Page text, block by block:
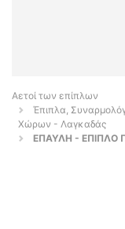
Αετοί των επίπλων
Έπιπλα,
Χώρων - Λαγκαδάς
ΕΠΑΥΛΗ - ΕΠΙΠΛΟ